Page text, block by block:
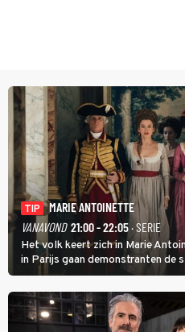
TIP
MARIE ANTOINETTE
VANAVOND 21:00 - 22:05· SERIE
Het volk keert zich in Marie
in Parijs gaan demonstranten de
Marie Antoinette landgoed
kinderen veilig laten opgroeien.